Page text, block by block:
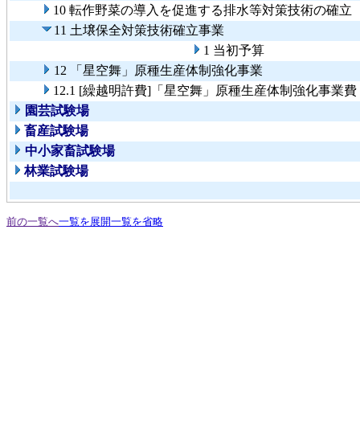
10 転作野菜の導入を促進する排水等対策技術の確立
11 土壌保全対策技術確立事業
1 当初予算
12 「星空舞」原種生産体制強化事業
12.1 [繰越明許費]「星空舞」原種生産体制強化事業費
園芸試験場
畜産試験場
中小家畜試験場
林業試験場
前の一覧へ一覧を展開一覧を省略